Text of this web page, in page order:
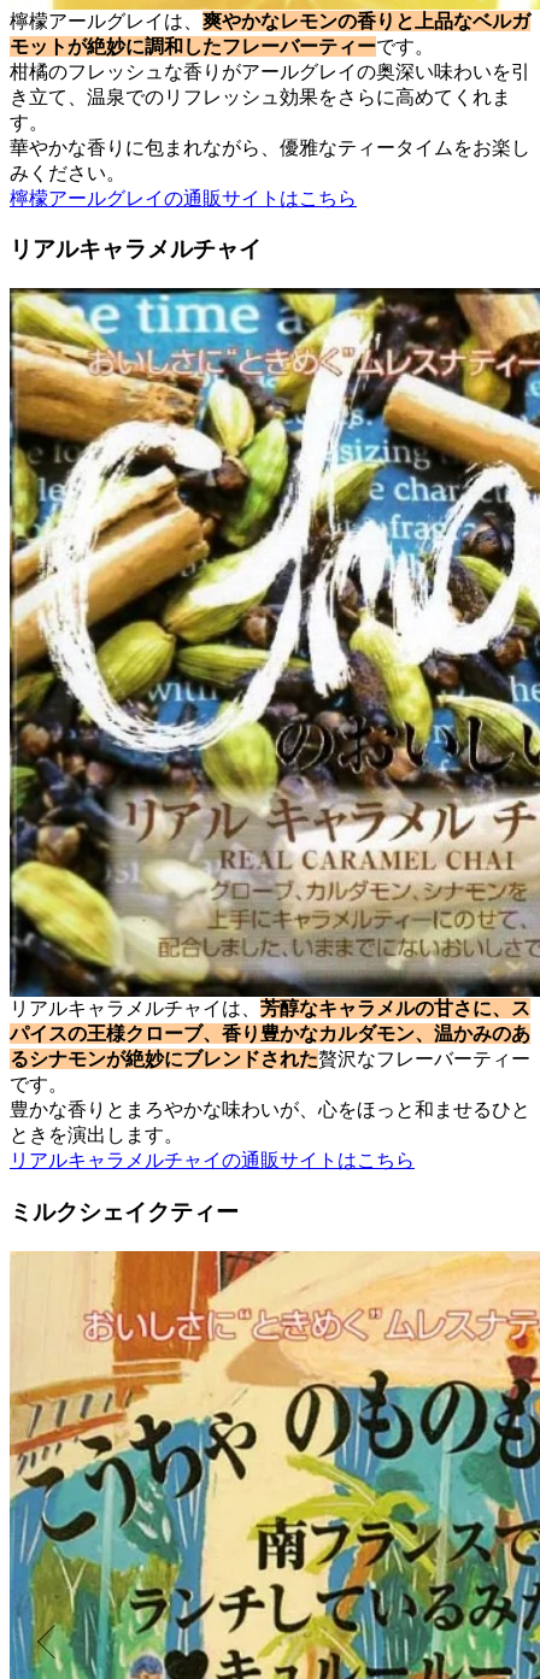
檸檬アールグレイは、 爽やかなレモンの香りと上品なベルガ
モットが絶妙に調和したフレーバーティーです。
柑橘のフレッシュな香りがアールグレイの奥深い味わいを引
き立て、温泉でのリフレッシュ効果をさらに高めてくれま
す。
華やかな香りに包まれながら、優雅なティータイムをお楽し
みください。
檸檬アールグレイの通販サイトはこちら
リアルキャラメルチャイ
リアルキャラメルチャイは、 芳醇なキャラメルの甘さに、ス
パイスの王様クローブ、香り豊かなカルダモン、温かみのあ
るシナモンが絶妙にブレンドされた贅沢なフレーバーティー
です。
豊かな香りとまろやかな味わいが、心をほっと和ませるひと
ときを演出します。
リアルキャラメルチャイの通販サイトはこちら
ミルクシェイクティー